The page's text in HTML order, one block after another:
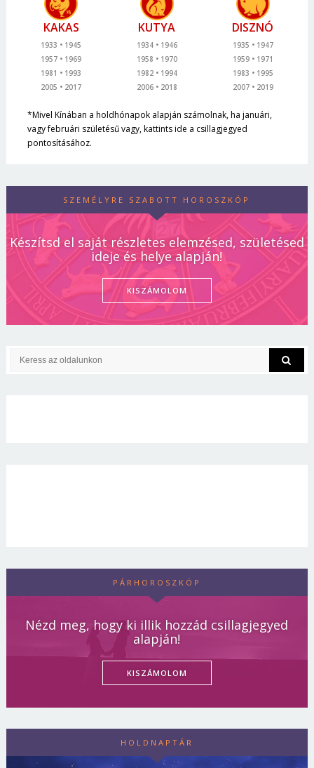
KAKAS
1933
1945
1957
1969
1981
1993
2005
2017
KUTYA
1934
1946
1958
1970
1982
1994
2006
2018
DISZNÓ
1935
1947
1959
1971
1983
1995
2007
2019
*Mivel Kínában a holdhónapok alapján számolnak, ha januári,
vagy februári születésű vagy, kattints ide a csillagjegyed
pontosításához.
SZEMÉLYRE SZABOTT HOROSZKÓP
Készítsd el saját részletes elemzésed, születésed
ideje és helye alapján!
KISZÁMOLOM
PÁRHOROSZKÓP
Nézd meg, hogy ki illik hozzád csillagjegyed
alapján!
KISZÁMOLOM
HOLDNAPTÁR